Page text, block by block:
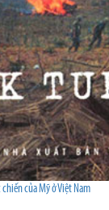
của Mỹ ở Việt Nam